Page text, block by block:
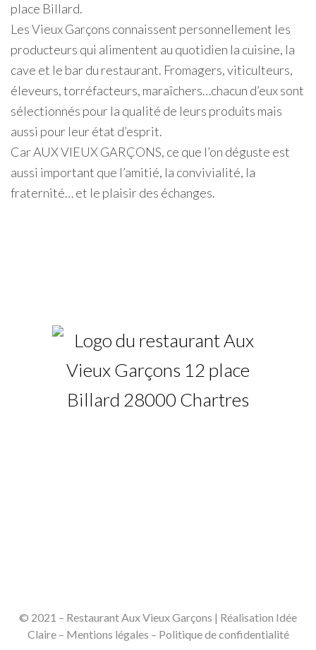
place Billard.
Les Vieux Garçons connaissent personnellement les
producteurs qui alimentent au quotidien la cuisine, la
cave et le bar du restaurant. Fromagers, viticulteurs,
éleveurs, torréfacteurs, maraîchers…chacun d’eux sont
sélectionnés pour la qualité de leurs produits mais
aussi pour leur état d’esprit.
Car AUX VIEUX GARÇONS, ce que l’on déguste est
aussi important que l’amitié, la convivialité, la
fraternité… et le plaisir des échanges.
© 2021 – Restaurant Aux Vieux Garçons | Réalisation Idée
Claire – Mentions légales – Politique de confidentialité